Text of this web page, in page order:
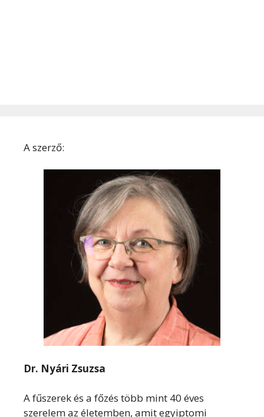
A szerző:
Dr. Nyári Zsuzsa
A fűszerek és a főzés több mint 40 éves
szerelem az életemben, amit egyiptomi